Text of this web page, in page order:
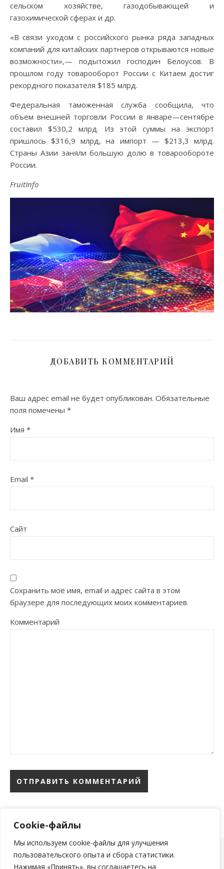
Cookie-файлы
Мы используем cookie-файлы для улучшения
пользовательского опыта и сбора статистики.
Нажимая «Принять», вы соглашаетесь на
сельском хозяйстве, газодобывающей и
газохимической сферах и др.
«В связи уходом с российского рынка ряда западных
компаний для китайских партнеров открываются новые
возможности»,— подытожил господин Белоусов. В
прошлом году товарооборот России с Китаем достиг
рекордного показателя $185 млрд.
Федеральная таможенная служба сообщила, что
объем внешней торговли России в январе—сентябре
составил $530,2 млрд. Из этой суммы на экспорт
пришлось $316,9 млрд, на импорт — $213,3 млрд.
Страны Азии заняли большую долю в товарообороте
России.
FruitInfo
ДОБАВИТЬ КОММЕНТАРИЙ
Ваш адрес email не будет опубликован. Обязательные
поля помечены *
Имя *
Email *
Сайт
Сохранить моё имя, email и адрес сайта в этом
браузере для последующих моих комментариев.
Комментарий
тема Ashe отWP Royal.